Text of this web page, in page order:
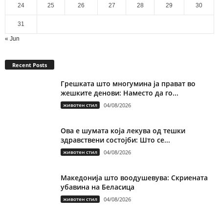
24 25 26 27 28 29 30
31
« Jun
Recent Posts
Грешката што многумина ја прават во
жешките денови: Наместо да го...
животен стил 04/08/2026
Ова е шумата која лекува од тешки
здравствени состојби: Што се...
животен стил 04/08/2026
Македонија што воодушевува: Скриената
убавина на Беласица
животен стил 04/08/2026